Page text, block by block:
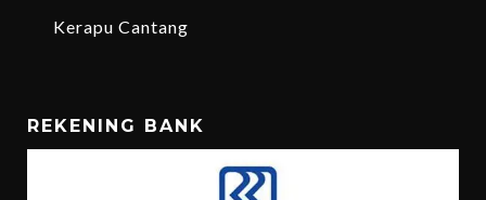
Kerapu Cantang
REKENING BANK